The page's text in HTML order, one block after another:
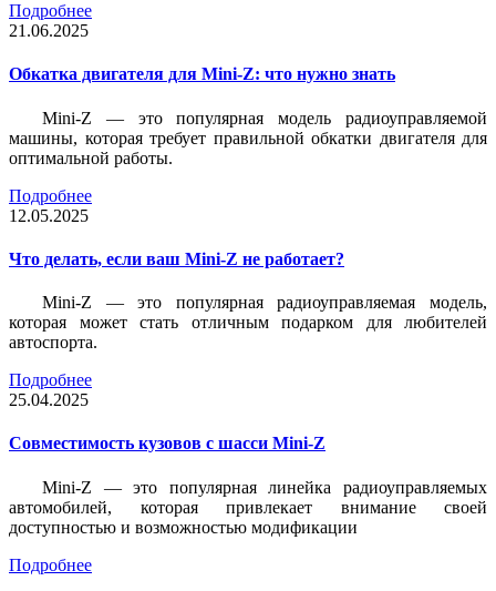
Подробнее
21.06.2025
Обкатка двигателя для Mini-Z: что нужно знать
Mini-Z — это популярная модель радиоуправляемой
машины, которая требует правильной обкатки двигателя для
оптимальной работы.
Подробнее
12.05.2025
Что делать, если ваш Mini-Z не работает?
Mini-Z — это популярная радиоуправляемая модель,
которая может стать отличным подарком для любителей
автоспорта.
Подробнее
25.04.2025
Совместимость кузовов с шасси Mini-Z
Mini-Z — это популярная линейка радиоуправляемых
автомобилей, которая привлекает внимание своей
доступностью и возможностью модификации
Подробнее